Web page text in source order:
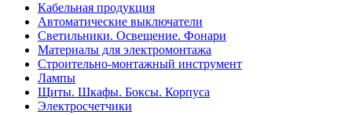
Кабельная продукция
Автоматические выключатели
Светильники. Освещение. Фонари
Материалы для электромонтажа
Строительно-монтажный инструмент
Лампы
Щиты. Шкафы. Боксы. Корпуса
Электросчетчики